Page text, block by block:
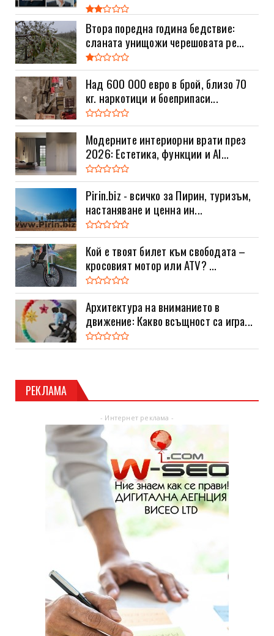
Втора поредна година бедствие:
сланата унищожи черешовата ре...
Над 600 000 евро в брой, близо 70
кг. наркотици и боеприпаси...
Модерните интериорни врати през
2026: Естетика, функции и AI...
Pirin.biz - всичко за Пирин, туризъм,
настаняване и ценна ин...
Кой е твоят билет към свободата –
кросовият мотор или ATV? ...
Архитектура на вниманието в
движение: Какво всъщност са игра...
РЕКЛАМА
- Интернет реклама -